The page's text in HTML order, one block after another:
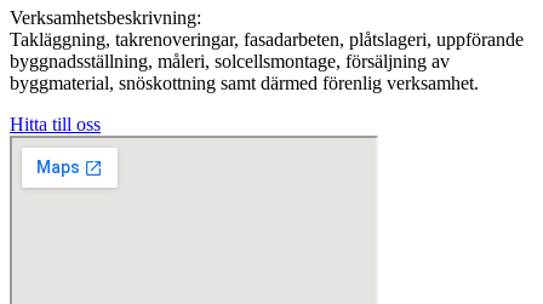
Verksamhetsbeskrivning:
Takläggning, takrenoveringar, fasadarbeten, plåtslageri, uppförande
byggnadsställning, måleri, solcellsmontage, försäljning av
byggmaterial, snöskottning samt därmed förenlig verksamhet.
Hitta till oss